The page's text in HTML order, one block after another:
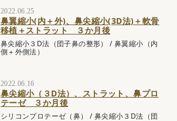
2022.06.25
鼻翼縮小(内＋外)、鼻尖縮小(3D法)＋軟骨
移植＋ストラット ３か月後
鼻尖縮小３D法（団子鼻の整形） /鼻翼縮小（内
側＋外側法）
2022.06.16
鼻尖縮小（３D法）、ストラット、鼻プロ
テーゼ ３か月後
シリコンプロテーゼ（鼻） /鼻尖縮小３D法（団